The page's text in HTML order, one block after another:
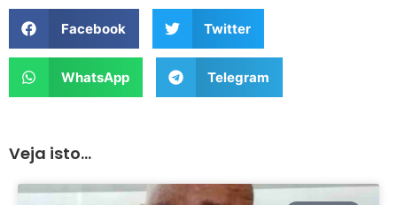
Facebook Twitter
WhatsApp Telegram
Veja isto...